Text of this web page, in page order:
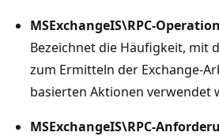
MSExchangeIS\RPC-
Bezeichnet die Häufigkeit, mit
zum Ermitteln der Exchange-
basierten Aktionen verwendet
MSExchangeIS\RPC-